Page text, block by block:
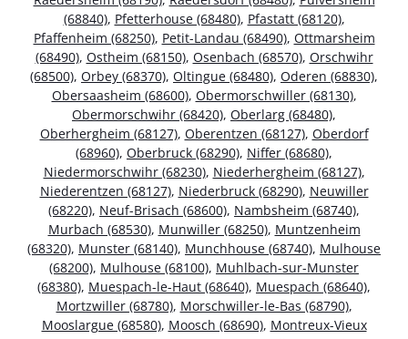
(68840), Pfetterhouse (68480), Pfastatt (68120),
Pfaffenheim (68250), Petit-Landau (68490), Ottmarsheim
(68490), Ostheim (68150), Osenbach (68570), Orschwihr
(68500), Orbey (68370), Oltingue (68480), Oderen (68830),
Obersaasheim (68600), Obermorschwiller (68130),
Obermorschwihr (68420), Oberlarg (68480),
Oberhergheim (68127), Oberentzen (68127), Oberdorf
(68960), Oberbruck (68290), Niffer (68680),
Niedermorschwihr (68230), Niederhergheim (68127),
Niederentzen (68127), Niederbruck (68290), Neuwiller
(68220), Neuf-Brisach (68600), Nambsheim (68740),
Murbach (68530), Munwiller (68250), Muntzenheim
(68320), Munster (68140), Munchhouse (68740), Mulhouse
(68200), Mulhouse (68100), Muhlbach-sur-Munster
(68380), Muespach-le-Haut (68640), Muespach (68640),
Mortzwiller (68780), Morschwiller-le-Bas (68790),
Mooslargue (68580), Moosch (68690), Montreux-Vieux